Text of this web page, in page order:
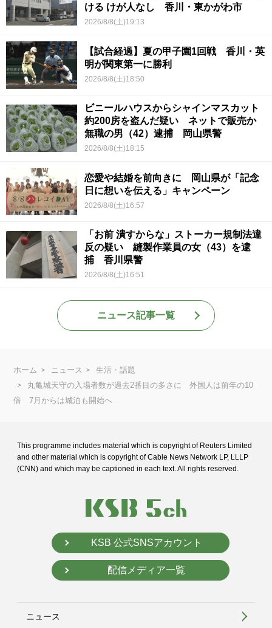
ける けが人なし 香川・東かがわ市
2026/8/8(土)19:13
【試合経過】夏の甲子園1回戦 香川・英
明が関東第一に勝利
2026/8/8(土)18:50
ビニールハウスからシャインマスカット
約200房を盗んだ疑い ネットで販売か
無職の男（42）逮捕 岡山県警
2026/8/8(土)18:15
恋愛や結婚を前向きに 岡山県が「記念
日に想いを伝える」キャンペーン
2026/8/8(土)16:57
「お前 潰すからな」ストーカー規制法違
反の疑い 縫製作業員の女（43）を逮
捕 香川県警
2026/8/8(土)16:51
ニュース記事一覧
ホーム ニュース
生活・話題
丸亀城天守の入場者数が過去2番目の多さに 外国人は前年の10
倍 7月からは城泊も開始へ
This programme includes material which is copyright of Reuters Limited
and other material which is copyright of Cable News Network LP, LLLP
(CNN) and which may be captioned in each text. All rights reserved.
KSB 公式SNSアカウント
配信メディア一覧
ニュース